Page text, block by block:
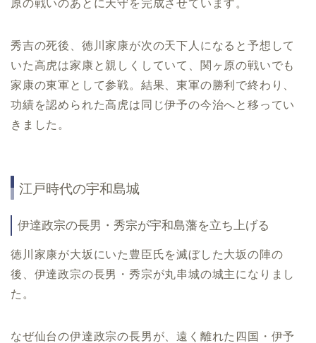
原の戦いのあとに天守を完成させています。
秀吉の死後、徳川家康が次の天下人になると予想して
いた高虎は家康と親しくしていて、関ヶ原の戦いでも
家康の東軍として参戦。結果、東軍の勝利で終わり、
功績を認められた高虎は同じ伊予の今治へと移ってい
きました。
江戸時代の宇和島城
伊達政宗の長男・秀宗が宇和島藩を立ち上げる
徳川家康が大坂にいた豊臣氏を滅ぼした大坂の陣の
後、伊達政宗の長男・秀宗が丸串城の城主になりまし
た。
なぜ仙台の伊達政宗の長男が、遠く離れた四国・伊予